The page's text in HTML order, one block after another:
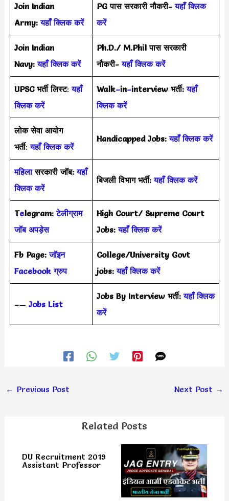
Join Indian
Army:यहाँ क्लिक करें
PG पास सरकारी नौकरी- यहाँ क्लिक
करें
Join Indian
Navy:यहाँ क्लिक करें
Ph.D./ M.Phil पास सरकारी
नौकरी- यहाँ क्लिक करें
UPSC भर्ती लिस्ट:यहाँ
क्लिक करें
Walk–in–interview भर्ती:यहाँ
क्लिक करें
लोक सेवा आयोग
भर्ती:यहाँ क्लिक करें
Handicapped Jobs:यहाँ क्लिक करें
महिलासरकारी जॉब: यहाँ
क्लिक करें
बिजली विभाग भर्ती:यहाँ क्लिक करें
Telegram: टेलीग्राम
जॉब अपड़ेस
High Court/ Supreme Court
Jobs:यहाँ क्लिक करें
Fb Page:जॉइन
Facebook ग्रुप
College/University Govt
jobs:यहाँ क्लिक करें
–— Jobs List
Jobs By Interview भर्ती:यहाँ क्लिक
करें
← Previous Post Next Post →
Related Posts
DU Recruitment 2019
Assistant Professor